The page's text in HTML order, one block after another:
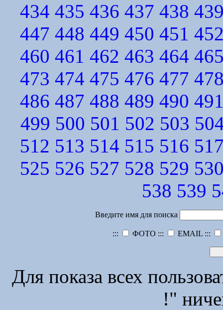
434 435 436 437 438
447 448 449 450 451
460 461 462 463 464
473 474 475 476 477
486 487 488 489 490
499 500 501 502 503
512 513 514 515 516
525 526 527 528 529
538 539
Введите имя для поиска
::: ФОТО ::: EMAIL :::
Для показа всех
!"